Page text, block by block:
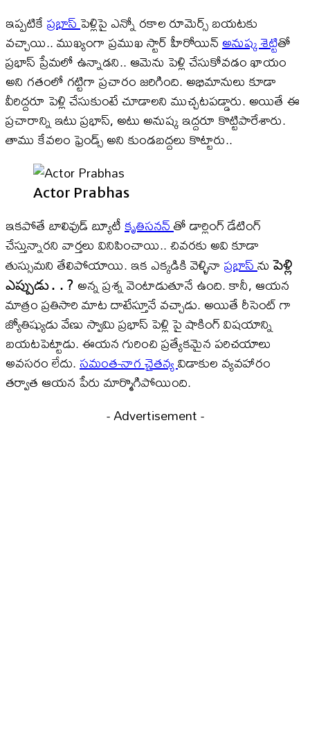
ఇప్పటికేప్రభాస్పెళ్లిపై ఎన్నో రకాల రూమెర్స్ బయటకు
వచ్చాయి.. ముఖ్యంగా ప్రముఖ స్టార్ హీరోయిన్అనుష్క శెట్టితో
ప్రభాస్ ప్రేమలో ఉన్నాడని.. ఆమెను పెళ్లి చేసుకోవడం ఖాయం
అని గతంలో గట్టిగా ప్రచారం జరిగింది. అభిమానులు కూడా
వీరిద్దరూ పెళ్లి చేసుకుంటే చూడాలని ముచ్చటపడ్డారు. అయితే ఈ
ప్రచారాన్ని ఇటు ప్రభాస్, అటు అనుష్క ఇద్దరూ కొట్టిపారేశారు.
తాము కేవలం ఫ్రెండ్స్ అని కుండబద్దలు కొట్టారు..
Actor Prabhas
ఇకపోతే బాలివుడ్ బ్యూటీకృతిసనన్తో డార్లింగ్ డేటింగ్
చేస్తున్నారని వార్తలు వినిపించాయి.. చివరకు అవి కూడా
తుస్సుమని తేలిపోయాయి. ఇక ఎక్కడికి వెళ్ళినాప్రభాస్నుపెళ్లి
ఎప్పుడు..? అన్న ప్రశ్న వెంటాడుతూనే ఉంది. కానీ, ఆయన
మాత్రం ప్రతిసారి మాట దాటేస్తూనే వచ్చాడు. అయితే రీసెంట్ గా
జ్యోతిష్యుడు వేణు స్వామి ప్రభాస్ పెళ్లి పై షాకింగ్ విషయాన్ని
బయటపెట్టాడు. ఈయన గురించి ప్రత్యేకమైన పరిచయాలు
అవసరం లేదు.సమంత-నాగ చైతన్యవిడాకుల వ్యవహారం
తర్వాత ఆయన పేరు మార్మొగిపోయింది.
- Advertisement -